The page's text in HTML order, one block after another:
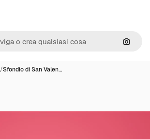
Cerca
/Sfondio di San Valen…